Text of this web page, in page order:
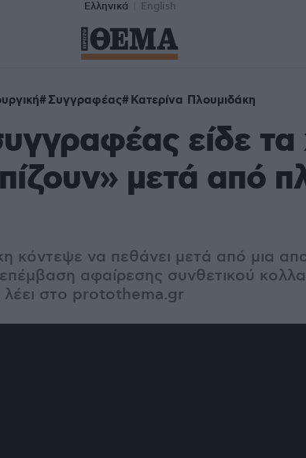
Ελληνικά English
Συγγραφέας Κατερίνα Πλουμιδάκη
είδε τα
μετά από
κόντεψε να πεθάνει μετά από μια
επέμβαση αφαίρεσης συνθετικού
λέει στο protothema.gr